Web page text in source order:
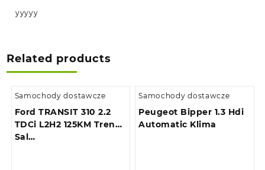
yyyyy
Related products
Samochody dostawcze
Ford TRANSIT 310 2.2
TDCi L2H2 125KM Trend
Sal…
Samochody dostawcze
Peugeot Bipper 1.3 Hdi
Automatic Klima